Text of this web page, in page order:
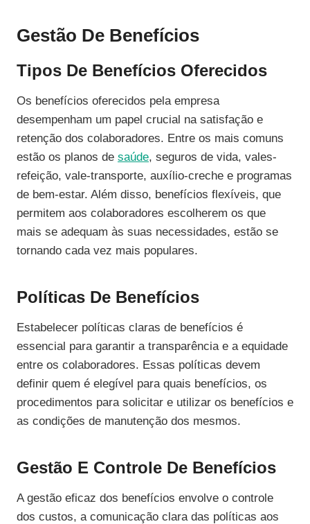
Gestão De Benefícios
Tipos De Benefícios Oferecidos
Os benefícios oferecidos pela empresa
desempenham um papel crucial na satisfação e
retenção dos colaboradores. Entre os mais comuns
estão os planos de saúde, seguros de vida, vales-
refeição, vale-transporte, auxílio-creche e programas
de bem-estar. Além disso, benefícios flexíveis, que
permitem aos colaboradores escolherem os que
mais se adequam às suas necessidades, estão se
tornando cada vez mais populares.
Políticas De Benefícios
Estabelecer políticas claras de benefícios é
essencial para garantir a transparência e a equidade
entre os colaboradores. Essas políticas devem
definir quem é elegível para quais benefícios, os
procedimentos para solicitar e utilizar os benefícios e
as condições de manutenção dos mesmos.
Gestão E Controle De Benefícios
A gestão eficaz dos benefícios envolve o controle
dos custos, a comunicação clara das políticas aos